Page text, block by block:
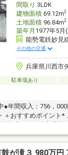
間取り 3LDK
建物面積69.12m2
土地面積96.84m2
築年月 1977年5月
能勢電鉄妙見
その他の交通
兵庫県川西市
駐車場あり
●年間収入：756，
＋おすすめポイント*
うことができるシ
い温水洗浄便座採用
ン■徒歩圏内にスー
が滝３ 980万円